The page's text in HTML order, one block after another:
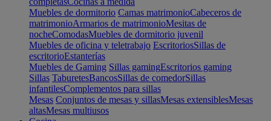
Muebles de dormitorio Camas matrimonioCabeceros de
matrimonioArmarios de matrimonioMesitas de
nocheComodasMuebles de dormitorio juvenil
Muebles de oficina y teletrabajo EscritoriosSillas de
escritorioEstanterías
Muebles de Gaming Sillas gamingEscritorios gaming
Sillas TaburetesBancosSillas de comedorSillas
infantilesComplementos para sillas
Mesas Conjuntos de mesas y sillasMesas extensiblesMesas
altasMesas multiusos